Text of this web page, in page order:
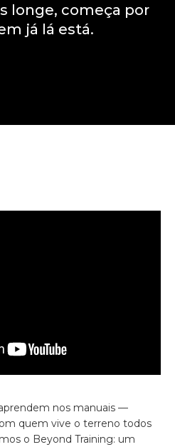
longe, começa por
já lá está.
nos manuais —
quem vive o terreno todos
o Beyond Training: um